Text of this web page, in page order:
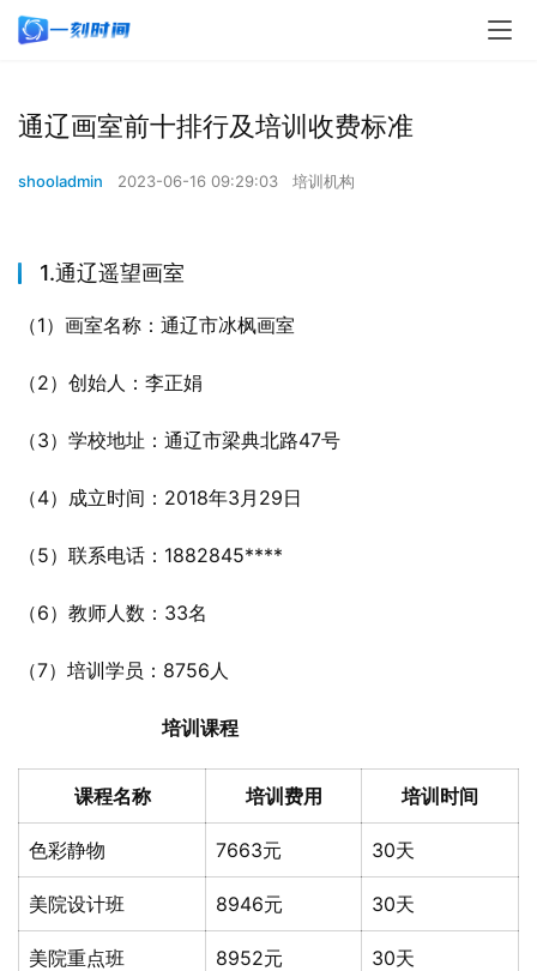
通辽画室前十排行及培训收费标准
shooladmin 2023-06-16 09:29:03 培训机构
1.通辽遥望画室
（1）画室名称：通辽市冰枫画室
（2）创始人：李正娟
（3）学校地址：通辽市梁典北路47号
（4）成立时间：2018年3月29日
（5）联系电话：1882845****
（6）教师人数：33名
（7）培训学员：8756人
培训课程
课程名称 培训费用 培训时间
色彩静物 7663元 30天
美院设计班 8946元 30天
美院重点班 8952元 30天